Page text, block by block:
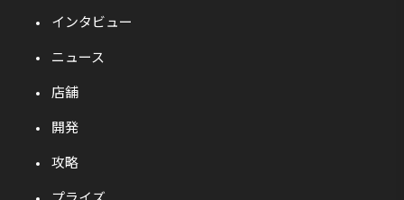
インタビュー
ニュース
店舗
開発
攻略